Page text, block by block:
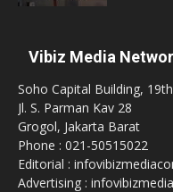
Vibiz Media
Soho Capital Building,
Jl. S. Parman Kav 28
Grogol, Jakarta Barat
Phone : 021-50515022
Editorial :
Advertising :